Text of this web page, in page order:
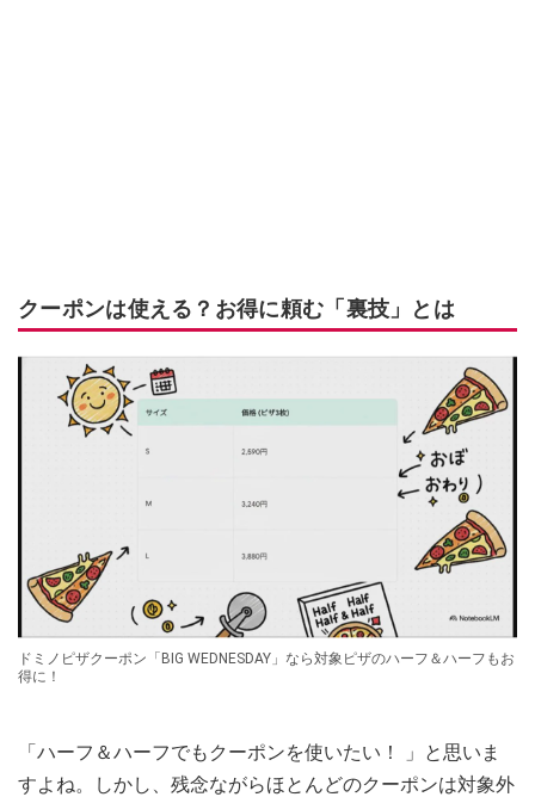
クーポンは使える？お得に頼む「裏技」とは
ドミノピザクーポン「BIG WEDNESDAY」なら対象ピザのハーフ＆ハーフもお
得に！
「ハーフ＆ハーフでもクーポンを使いたい！ 」と思いま
すよね。しかし、残念ながらほとんどのクーポンは対象外